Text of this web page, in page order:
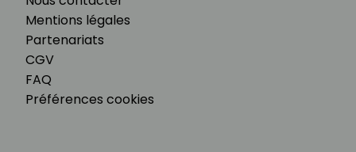
Mentions légales
Partenariats
CGV
FAQ
Préférences cookies